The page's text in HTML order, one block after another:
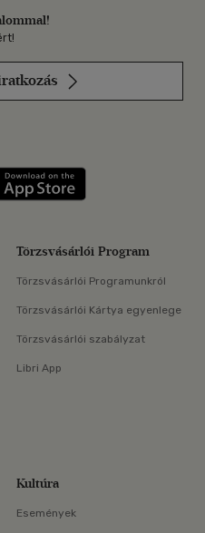
Szerezd meg: Google
Törzsvásárlói Program
Törzsvásárlói Programunkról
Törzsvásárlói Kártya egyenlege
Törzsvásárlói szabályzat
Libri App
Kultúra
Események